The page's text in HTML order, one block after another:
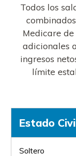
Todos los
Medicare
adicionales
ingresos
límite
Estado
Soltero